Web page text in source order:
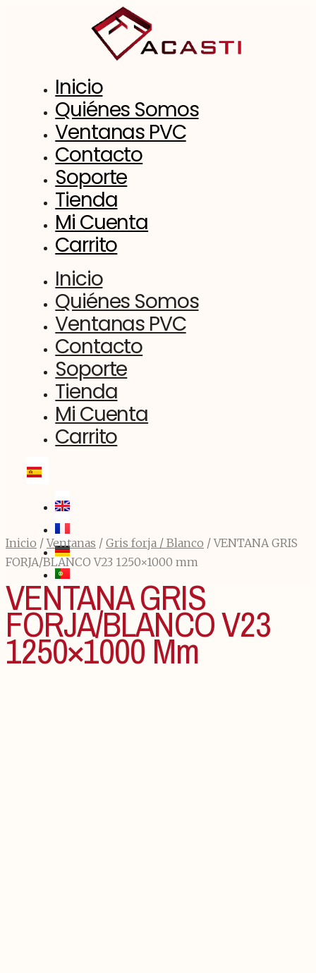
Inicio
Quiénes Somos
Ventanas PVC
Contacto
Soporte
Tienda
Mi Cuenta
Carrito
Inicio
Quiénes Somos
Ventanas PVC
Contacto
Soporte
Tienda
Mi Cuenta
Carrito
Inicio /Ventanas / Gris forja / Blanco / VENTANA GRIS
FORJA/BLANCO V23 1250×1000 mm
VENTANA GRIS
FORJA/BLANCO V23
1250×1000 Mm